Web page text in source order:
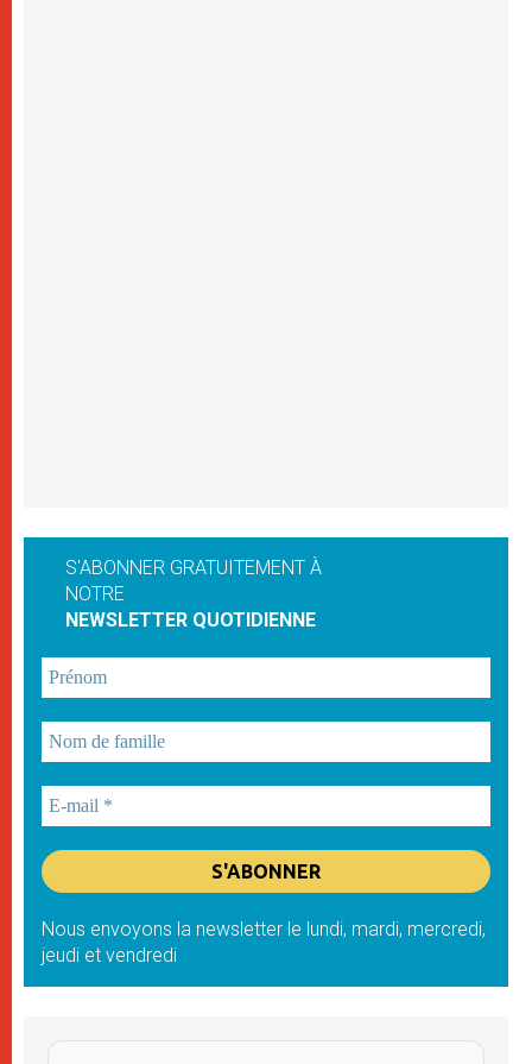
S'ABONNER GRATUITEMENT À
NOTRE
NEWSLETTER QUOTIDIENNE
Nous envoyons la newsletter le lundi, mardi, mercredi,
jeudi et vendredi